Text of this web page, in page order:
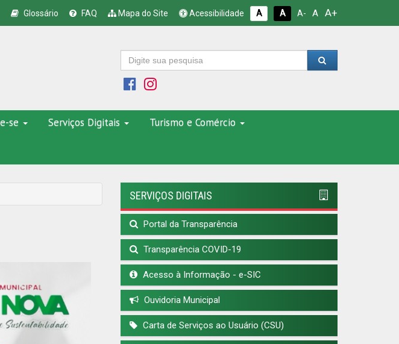
Glossário FAQ Mapa do Site Acessibilidade A A A- A A+
se Serviços Digitais Turismo e Comércio
SERVIÇOS DIGITAIS
Portal da Transparência
Transparência COVID-19
Acesso à Informação - e-SIC
Ouvidoria Municipal
Carta de Serviços ao Usuário (CSU)